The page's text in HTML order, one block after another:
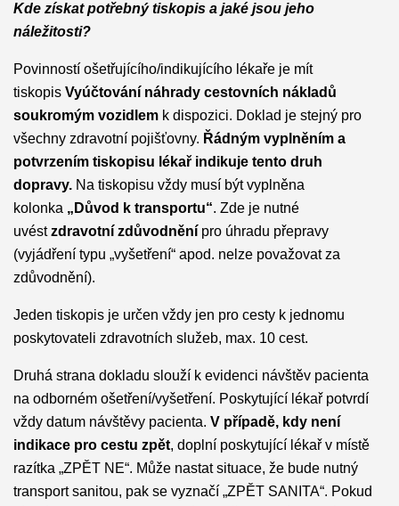
Kde získat potřebný tiskopis a jaké jsou jeho
náležitosti?
Povinností ošetřujícího/indikujícího lékaře je mít
tiskopis Vyúčtování náhrady cestovních nákladů
soukromým vozidlemk dispozici. Doklad je stejný pro
všechny zdravotní pojišťovny. Řádným vyplněním a
potvrzením tiskopisu lékař indikuje tento druh
dopravy. Na tiskopisu vždy musí být vyplněna
kolonka „Důvod k transportu“. Zde je nutné
uvéstzdravotní zdůvodněnípro úhradu přepravy
(vyjádření typu „vyšetření“ apod. nelze považovat za
zdůvodnění).
Jeden tiskopis je určen vždy jen pro cesty k jednomu
poskytovateli zdravotních služeb, max. 10 cest.
Druhá strana dokladu slouží k evidenci návštěv pacienta
na odborném ošetření/vyšetření. Poskytující lékař potvrdí
vždy datum návštěvy pacienta. V případě, kdy není
indikace pro cestu zpět, doplní poskytující lékař v místě
razítka „ZPĚT NE“. Může nastat situace, že bude nutný
transport sanitou, pak se vyznačí „ZPĚT SANITA“. Pokud